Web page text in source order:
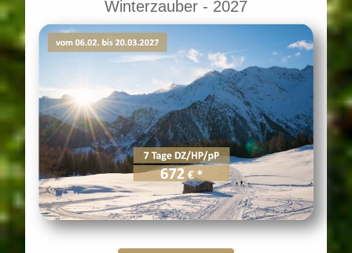
Winterzauber - 2027